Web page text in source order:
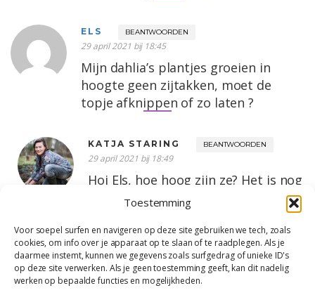
Toestemming
Voor soepel surfen en navigeren op deze site gebruiken we tech, zoals
cookies, om info over je apparaat op te slaan of te raadplegen. Als je
daarmee instemt, kunnen we gegevens zoals surfgedrag of unieke ID's
op deze site verwerken. Als je geen toestemming geeft, kan dit nadelig
werken op bepaalde functies en mogelijkheden.
ELS BEANTWOORDEN
29 april 2021 bij 18:45
Mijn dahlia’s plantjes groeien in
hoogte geen zijtakken, moet de
topje afknippen of zo laten ?
KATJA STARING BEANTWOORDEN
29 april 2021 bij 18:49
Hoi Els, hoe hoog zijn ze? Het is nog
maar eind april, dat toppen doe je
meestal als de plant echt al een
eind op weg is qua groei, en in de
tuin is geworteld, dus denk eerder
aan eind mei, begin juni.
Oja: ik top zelf eigenlijk zelden.